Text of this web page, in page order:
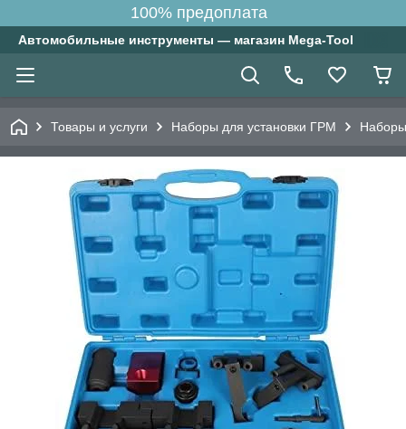
100% предоплата
Автомобильные инструменты — магазин Mega-Tool
Товары и услуги Наборы для установки ГРМ